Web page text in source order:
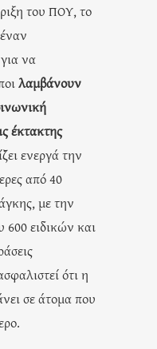
του ΠΟΥ, το
να
λαμβάνουν
έκτακτης
ενεργά την
από 40
με την
ειδικών και
ότι η
σε άτομα που